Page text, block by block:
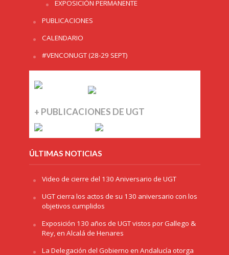
EXPOSICIÓN PERMANENTE
PUBLICACIONES
CALENDARIO
#VENCONUGT (28-29 SEPT)
+ PUBLICACIONES DE UGT
ÚLTIMAS NOTICIAS
Video de cierre del 130 Aniversario de UGT
UGT cierra los actos de su 130 aniversario con los
objetivos cumplidos
Exposición 130 años de UGT vistos por Gallego &
Rey, en Alcalá de Henares
La Delegación del Gobierno en Andalucía otorga